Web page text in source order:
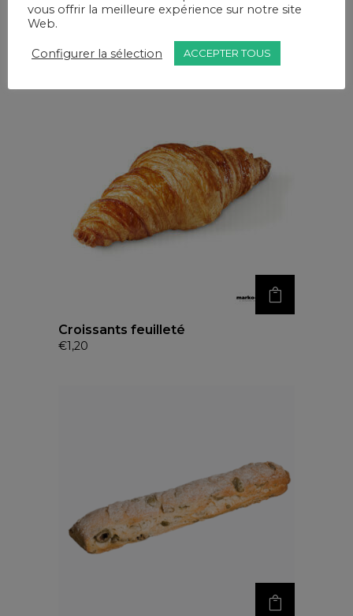
Croissants feuilleté
€1,20
vous offrir la meilleure expérience sur notre site
Web.
Configurer la sélection ACCEPTER TOUS